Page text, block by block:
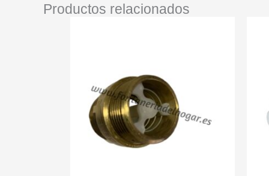
Productos relacionados